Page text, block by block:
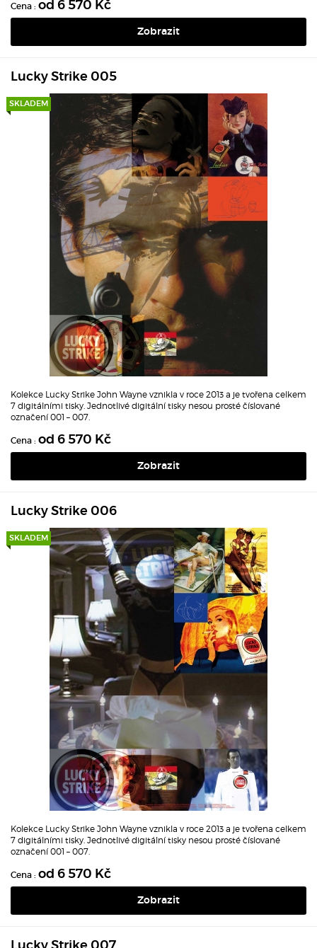
Cena : od 6 570 Kč
Zobrazit
Lucky Strike 005
SKLADEM
Kolekce Lucky Strike John Wayne vznikla v roce 2013 a je tvořena celkem
7 digitálními tisky. Jednotlivé digitální tisky nesou prosté číslované
označení 001 – 007.
Cena : od 6 570 Kč
Zobrazit
Lucky Strike 006
SKLADEM
Kolekce Lucky Strike John Wayne vznikla v roce 2013 a je tvořena celkem
7 digitálními tisky. Jednotlivé digitální tisky nesou prosté číslované
označení 001 – 007.
Cena : od 6 570 Kč
Zobrazit